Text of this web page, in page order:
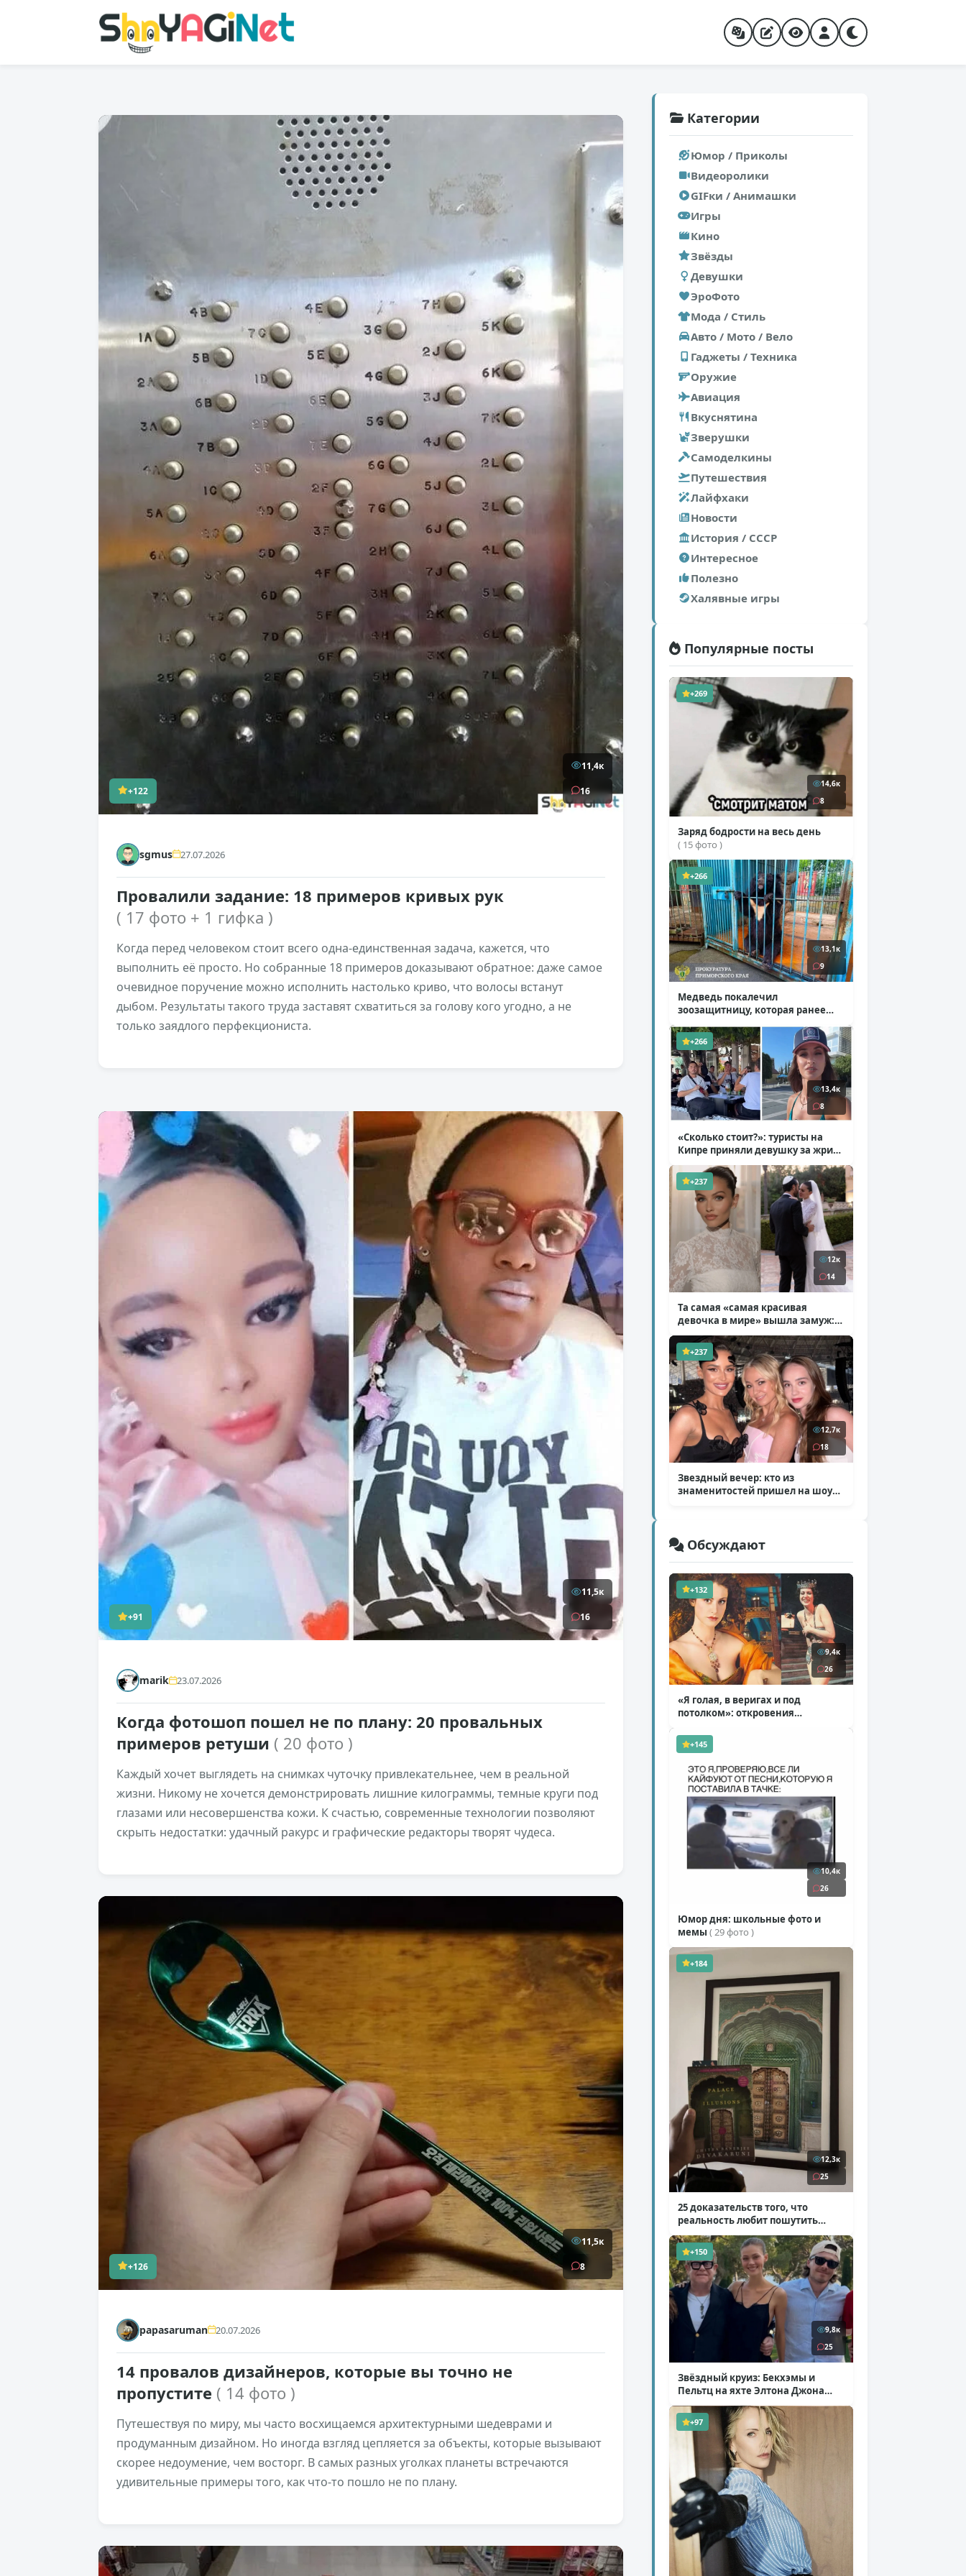
+122
11,4к
16
sgmus 27.07.2026
Провалили задание: 18 примеров кривых рук
( 17 фото + 1 гифка )
Когда перед человеком стоит всего одна-единственная задача, кажется, что
выполнить её просто. Но собранные 18 примеров доказывают обратное: даже самое
очевидное поручение можно исполнить настолько криво, что волосы встанут
дыбом. Результаты такого труда заставят схватиться за голову кого угодно, а не
только заядлого перфекциониста.
+91
11,5к
16
marik 23.07.2026
Когда фотошоп пошел не по плану: 20 провальных
примеров ретуши ( 20 фото )
Каждый хочет выглядеть на снимках чуточку привлекательнее, чем в реальной
жизни. Никому не хочется демонстрировать лишние килограммы, темные круги под
глазами или несовершенства кожи. К счастью, современные технологии позволяют
скрыть недостатки: удачный ракурс и графические редакторы творят чудеса.
+126
11,5к
8
papasaruman 20.07.2026
14 провалов дизайнеров, которые вы точно не
пропустите ( 14 фото )
Путешествуя по миру, мы часто восхищаемся архитектурными шедеврами и
продуманным дизайном. Но иногда взгляд цепляется за объекты, которые вызывают
скорее недоумение, чем восторг. В самых разных уголках планеты встречаются
удивительные примеры того, как что-то пошло не по плану.
Категории
Юмор / Приколы
Видеоролики
GIFки / Анимашки
Игры
Кино
Звёзды
Девушки
ЭроФото
Мода / Стиль
Авто / Мото / Вело
Гаджеты / Техника
Оружие
Авиация
Вкуснятина
Зверушки
Самоделкины
Путешествия
Лайфхаки
Новости
История / СССР
Интересное
Полезно
Халявные игры
Популярные посты
+269
14,6к
8
Заряд бодрости на весь день
( 15 фото )
+266
13,1к
9
Медведь покалечил
зоозащитницу, которая ранее
+266
13,4к
8
«Сколько стоит?»: туристы на
Кипре приняли девушку за жрицу
любви( 1 фото + 1 видео )
+237
12к
14
Та самая «самая красивая
девочка в мире» вышла замуж:
фото со свадьбы Тилан Блондо
( 13 фото )
+237
12,7к
18
Звездный вечер: кто из
знаменитостей пришел на шоу
Обсуждают
+132
9,4к
26
«Я голая, в веригах и под
потолком»: откровения
( 11 фото )
+145
10,4к
26
Юмор дня: школьные фото и
мемы ( 29 фото )
+184
12,3к
25
25 доказательств того, что
реальность любит пошутить
( 25 фото )
+150
9,8к
25
Звёздный круиз: Бекхэмы и
Пельтц на яхте Элтона Джона
( 12 фото )
+97